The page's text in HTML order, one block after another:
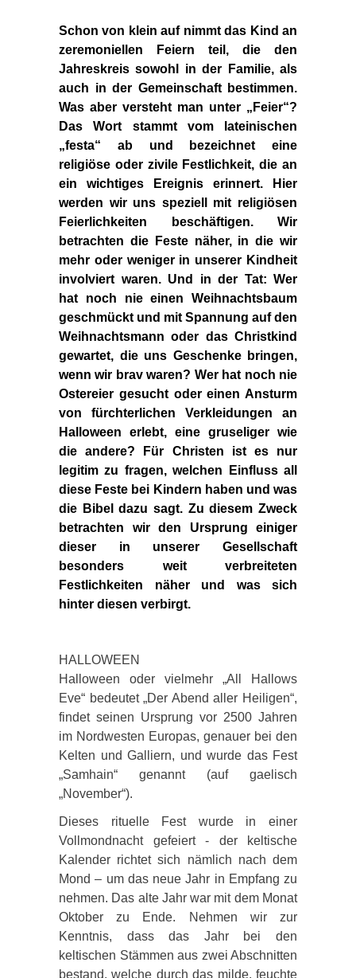
Schon von klein auf nimmt das Kind an
zeremoniellen Feiern teil, die den
Jahreskreis sowohl in der Familie, als
auch in der Gemeinschaft bestimmen.
Was aber versteht man unter „Feier“?
Das Wort
stammt vom lateinischen
„festa“ ab und bezeichnet eine
religiöse oder zivile Festlichkeit, die an
ein wichtiges Ereignis erinnert. Hier
werden wir uns speziell mit religiösen
Feierlichkeiten beschäftigen. Wir
betrachten die Feste näher, in die wir
mehr oder weniger in unserer Kindheit
involviert waren. Und in der Tat: Wer
hat noch nie einen Weihnachtsbaum
geschmückt und mit Spannung auf den
Weihnachtsmann oder das Christkind
gewartet, die uns Geschenke bringen,
wenn wir brav waren? Wer hat noch nie
Ostereier gesucht oder einen Ansturm
von fürchterlichen Verkleidungen an
Halloween erlebt, eine gruseliger wie
die andere? Für Christen ist es nur
legitim zu fragen, welchen Einfluss all
diese Feste bei Kindern haben und was
die Bibel dazu sagt. Zu diesem Zweck
betrachten wir den Ursprung einiger
dieser in unserer Gesellschaft
besonders weit verbreiteten
Festlichkeiten näher und was sich
hinter diesen verbirgt.
HALLOWEEN
Halloween oder vielmehr „All Hallows
Eve“ bedeutet „Der Abend aller Heiligen“,
findet seinen Ursprung vor 2500 Jahren
im Nordwesten Europas, genauer bei den
Kelten und Galliern, und wurde das Fest
„Samhain“ genannt (auf gaelisch
„November“).
Dieses rituelle Fest wurde in einer
Vollmondnacht gefeiert - der keltische
Kalender richtet sich nämlich nach dem
Mond – um das neue Jahr in Empfang zu
nehmen. Das alte Jahr war mit dem Monat
Oktober zu Ende. Nehmen wir zur
Kenntnis, dass das Jahr bei den
keltischen Stämmen aus zwei Abschnitten
bestand, welche durch das milde, feuchte